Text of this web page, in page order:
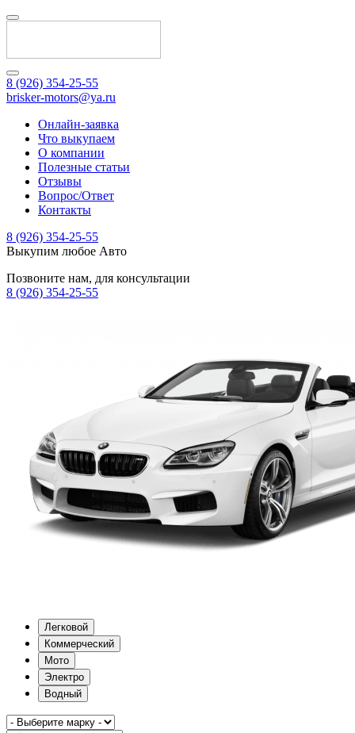
8 (926) 354-25-55
brisker-motors@ya.ru
Онлайн-заявка
Что выкупаем
О компании
Полезные статьи
Отзывы
Вопрос/Ответ
Контакты
8 (926) 354-25-55
Выкупим любое Авто
Позвоните нам, для консультации
8 (926) 354-25-55
Легковой
Коммерческий
Мото
Электро
Водный